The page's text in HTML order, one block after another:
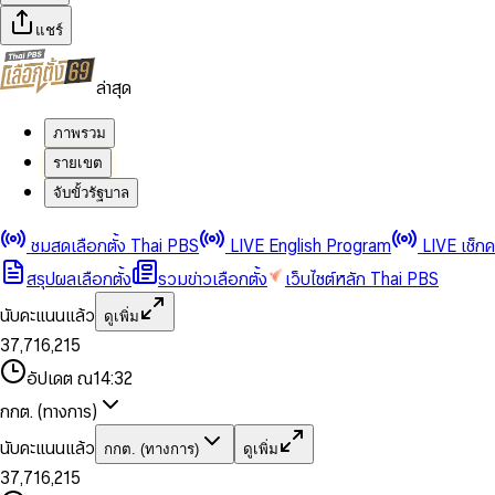
แชร์
ล่าสุด
ภาพรวม
รายเขต
จับขั้วรัฐบาล
ชมสดเลือกตั้ง Thai PBS LIVE English Program
LIVE เช็ก
สรุปผลเลือกตั้ง
รวมข่าวเลือกตั้ง
เว็บไซต์หลัก Thai PBS
นับคะแนนแล้ว
ดูเพิ่ม
0
1
2
3
4
5
6
8
9
2
3
4
5
6
7
8
9
,
0
2
4
6
7
8
9
0
1
2
3
4
5
6
7
8
1
3
5
6
7
8
9
,
1
2
4
5
7
8
9
0
1
3
4
6
7
8
0
2
3
4
5
7
8
อัปเดต ณ14:32
กกต. (ทางการ)
นับคะแนนแล้ว
กกต. (ทางการ) ดูเพิ่ม
0
1
2
3
0
1
2
4
5
6
7,
0
1
2
4
6
7
0
1
0
1
3
5
6,
1
2
0
1
0
2
3
4
5